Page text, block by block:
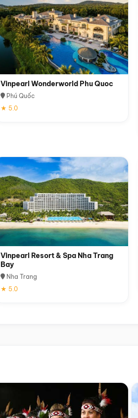
Vinpearl Wonderworld Phu Quoc
Phú Quốc
★ 5.0
Vinpearl Resort & Spa Nha Trang
Bay
Nha Trang
★ 5.0